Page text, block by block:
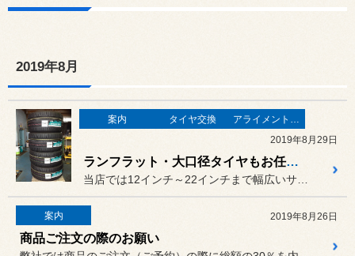
2019年8月
案内 タイヤ交換
アライメント調整
2019年8月29日
ランフラット・大口径タイヤもお任せ下さい！
案内 2019年8月26日
商品ご注文の際のお願い